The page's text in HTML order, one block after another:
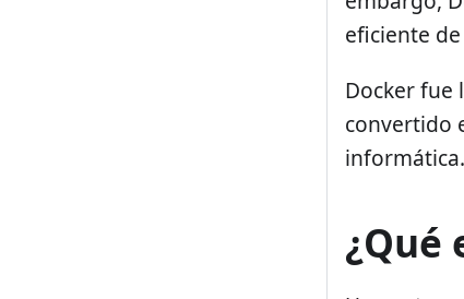
eficiente
Docker fue
convertido
¿Qué